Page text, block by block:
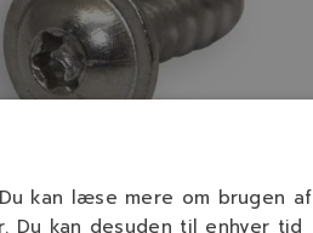
kan læse mere om brugen af
Du kan desuden til enhver tid